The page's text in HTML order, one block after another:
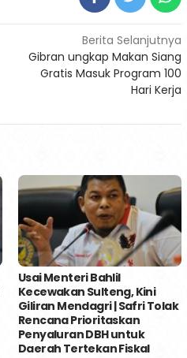
Berita Selanjutnya
Gibran ungkap Makan Siang
Gratis Masuk Program 100
Hari Kerja
Usai Menteri Bahlil
Kecewakan Sulteng, Kini
Giliran Mendagri | Safri Tolak
Rencana Prioritaskan
Penyaluran DBH untuk
Daerah Tertekan Fiskal